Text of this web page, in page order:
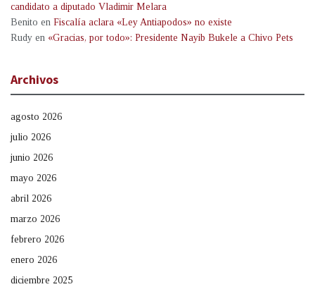
candidato a diputado Vladimir Melara
Benito en Fiscalía aclara «Ley Antiapodos» no existe
Rudy en «Gracias, por todo»: Presidente Nayib Bukele a Chivo Pets
Archivos
agosto 2026
julio 2026
junio 2026
mayo 2026
abril 2026
marzo 2026
febrero 2026
enero 2026
diciembre 2025